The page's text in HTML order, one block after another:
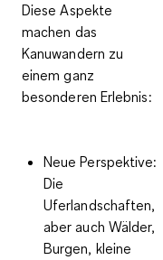
Diese Aspekte
machen das
Kanuwandern zu
einem ganz
besonderen Erlebnis:
Neue Perspektive:
Die
Uferlandschaften,
aber auch Wälder,
Burgen, kleine